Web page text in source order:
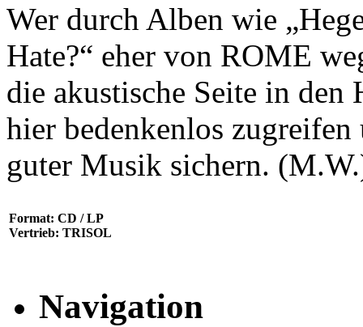
Wer durch Alben wie
Hate?“ eher von ROME
die akustische Seite in
hier bedenkenlos
guter Musik sichern.
Format: CD / LP
Vertrieb: TRISOL
Navigation